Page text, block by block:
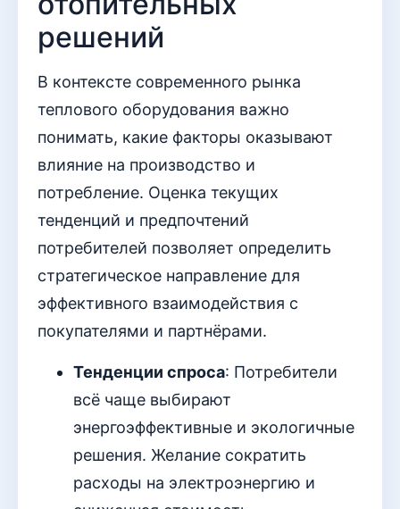
решений
В контексте современного рынка
теплового оборудования важно
понимать, какие факторы оказывают
влияние на производство и
потребление. Оценка текущих
тенденций и предпочтений
потребителей позволяет определить
стратегическое направление для
эффективного взаимодействия с
покупателями и партнёрами.
Тенденции спроса: Потребители
всё чаще выбирают
энергоэффективные и экологичные
решения. Желание сократить
расходы на электроэнергию и